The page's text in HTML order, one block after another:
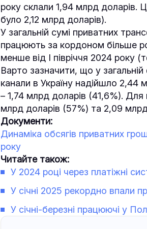
року склали 1,94 млрд доларів.
було 2,12 млрд доларів).
У загальній сумі приватних
працюють за кордоном більше
менше від І півріччя 2024 року
Варто зазначити, що у загальній
канали в Україну надійшло 2,44
– 1,74 млрд доларів (41,6%). Для
млрд доларів (57%) та 2,09
Документи:
Динаміка обсягів приватних
року
Читайте також:
У 2024 році через платіжні
У січні 2025 рекордно впали
У січні-березні працюючі у